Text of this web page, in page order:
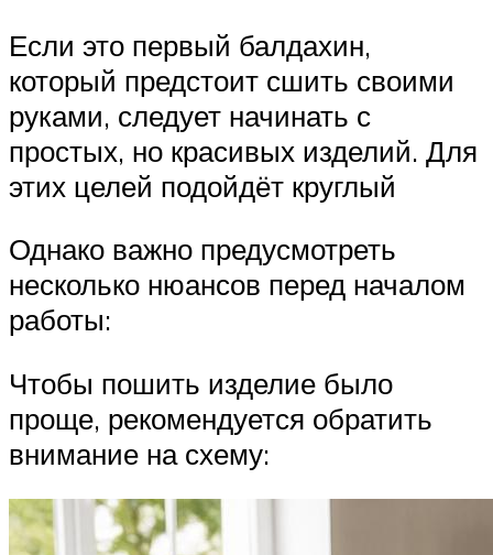
Если это первый балдахин,
который предстоит сшить своими
руками, следует начинать с
простых, но красивых изделий. Для
этих целей подойдёт круглый
Однако важно предусмотреть
несколько нюансов перед началом
работы:
Чтобы пошить изделие было
проще, рекомендуется обратить
внимание на схему: